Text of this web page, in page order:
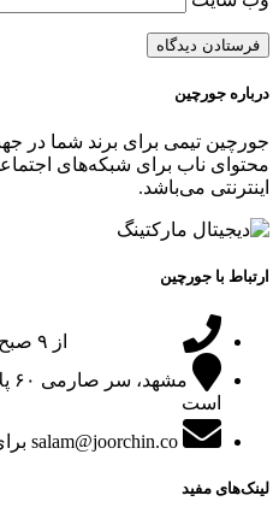
درباره جورچین
جورچین تیمی برای برند شما در جهت
محتوای ناب برای شبکه‌های
اینترنتی می‌باشد.
ارتباط با جورچین
از ۹ صبح هستیم و پیغام‌گیر چک می‌شود
مشهد، سر صارمی ۶۰ پلاک ۲۹
است
salam@joorchin.co
لینک‌های مفید